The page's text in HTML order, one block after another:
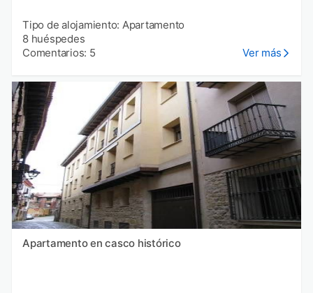
Tipo de alojamiento: Apartamento
8 huéspedes
Comentarios: 5
Ver más
Apartamento en casco histórico